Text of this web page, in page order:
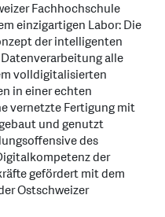
Fachhochschule
einzigartigen Labor: Die
der intelligenten
alle
volldigitalisierten
in einer echten
vernetzte Fertigung mit
und genutzt
des
der
gefördert mit dem
Ostschweizer